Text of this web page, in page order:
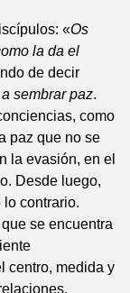
«Os
la da el
de decir
sembrar paz.
como
paz que no se
la evasión, en el
Desde luego,
lo contrario.
se encuentra
centro, medida y